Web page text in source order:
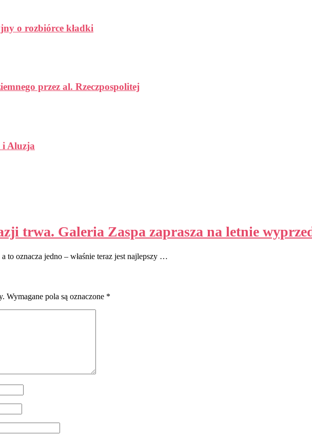
o rozbiórce kładki
przez al. Rzeczpospolitej
i Aluzja
trwa. Galeria Zaspa zaprasza na letnie
to oznacza jedno – właśnie teraz jest najlepszy …
Wymagane pola są oznaczone *